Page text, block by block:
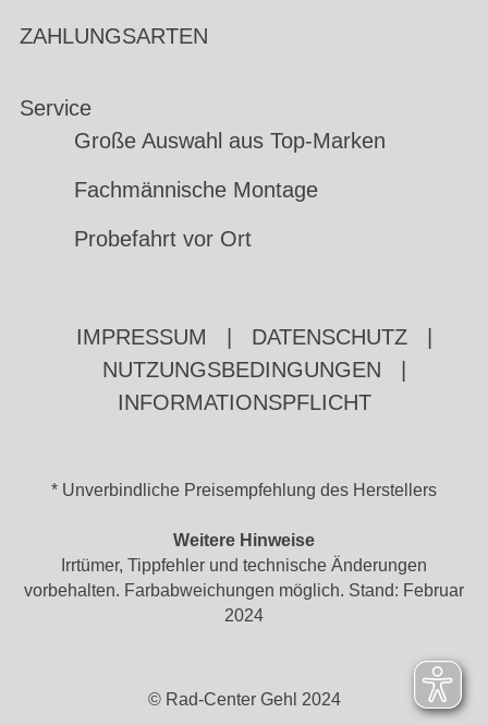
ZAHLUNGSARTEN
Service
Große Auswahl aus Top-Marken
Fachmännische Montage
Probefahrt vor Ort
IMPRESSUM DATENSCHUTZ
NUTZUNGSBEDINGUNGEN
INFORMATIONSPFLICHT
* Unverbindliche Preisempfehlung des Herstellers
Weitere Hinweise
Irrtümer, Tippfehler und technische Änderungen
vorbehalten. Farbabweichungen möglich. Stand: Februar
2024
© Rad-Center Gehl 2024